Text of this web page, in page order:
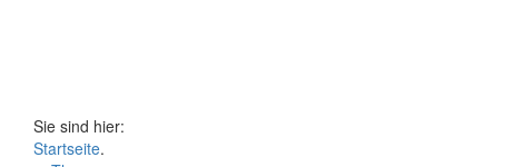
Sie sind hier:
Startseite.